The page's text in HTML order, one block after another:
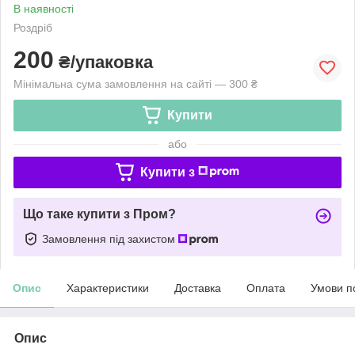
В наявності
Роздріб
200 ₴/упаковка
Мінімальна сума замовлення на сайті — 300 ₴
Купити
або
Купити з
Що таке купити з Пром?
Замовлення під захистом
Опис Характеристики Доставка Оплата Умови
Опис